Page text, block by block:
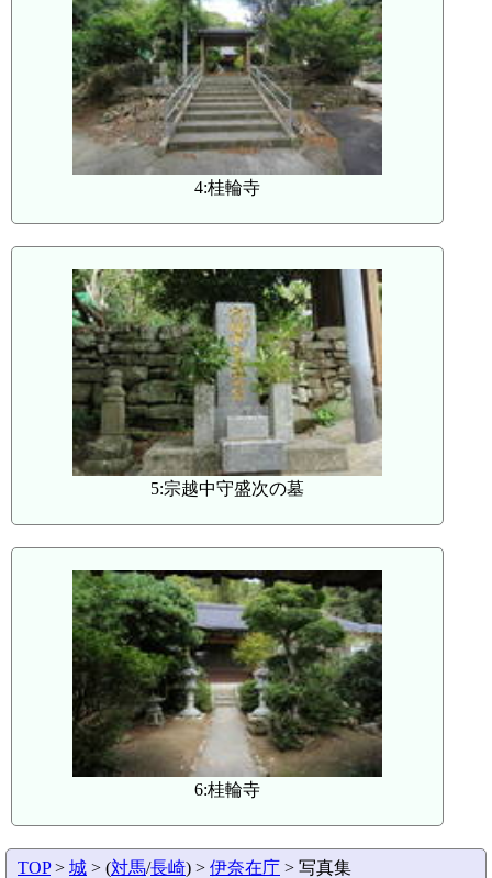
4:桂輪寺
5:宗越中守盛次の墓
6:桂輪寺
TOP> 城 > (対馬/長崎) > 伊奈在庁 > 写真集